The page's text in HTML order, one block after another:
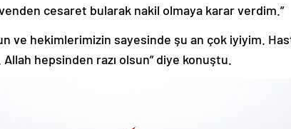
cesaret bularak nakil olmaya karar verdim.”
ve hekimlerimizin sayesinde şu an çok iyiyim.
hepsinden razı olsun” diye konuştu.